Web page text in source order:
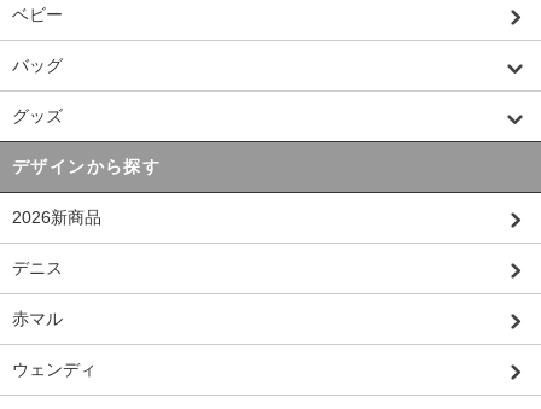
ベビー
バッグ
グッズ
デザインから探す
2026新商品
デニス
赤マル
ウェンディ